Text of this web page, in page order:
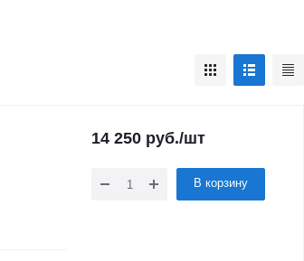
14 250 руб./шт
В корзину